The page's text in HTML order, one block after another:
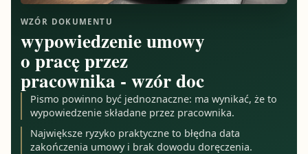
WZÓR DOKUMENTU
wypowiedzenie umowy
o pracę przez
pracownika - wzór doc
Pismo powinno być jednoznaczne: ma wynikać, że to
wypowiedzenie składane przez pracownika.
Największe ryzyko praktyczne to błędna data
zakończenia umowy i brak dowodu doręczenia.